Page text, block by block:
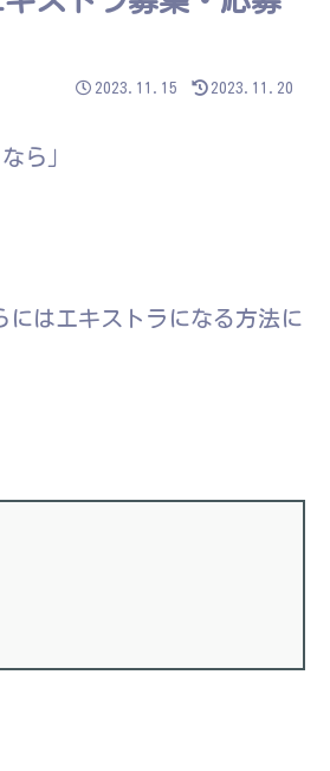
2023.11.15 2023.11.20
ら」
はエキストラになる方法に